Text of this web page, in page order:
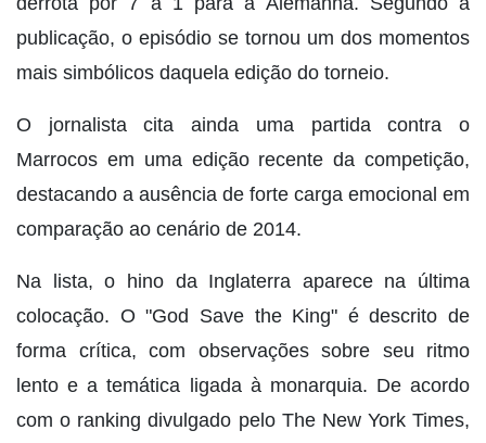
publicação, o episódio se tornou um dos momentos
mais simbólicos daquela edição do torneio.
O jornalista cita ainda uma partida contra o
Marrocos em uma edição recente da competição,
destacando a ausência de forte carga emocional em
comparação ao cenário de 2014.
Na lista, o hino da Inglaterra aparece na última
colocação. O "God Save the King" é descrito de
forma crítica, com observações sobre seu ritmo
lento e a temática ligada à monarquia. De acordo
com o ranking divulgado pelo The New York Times,